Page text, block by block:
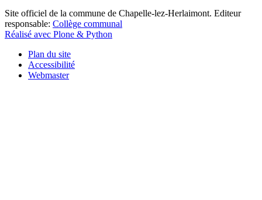
Site officiel de la commune de Chapelle-lez-Herlaimont. Editeur
responsable: Collège communal
Réalisé avec Plone & Python
Plan du site
Accessibilité
Webmaster